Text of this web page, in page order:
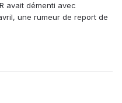
avait démenti avec
une rumeur de report de